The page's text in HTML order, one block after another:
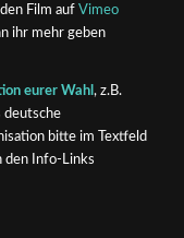
Film auf Vimeo
ihr mehr geben
eurer Wahl , z.B.
deutsche
bitte im Textfeld
den Info-Links